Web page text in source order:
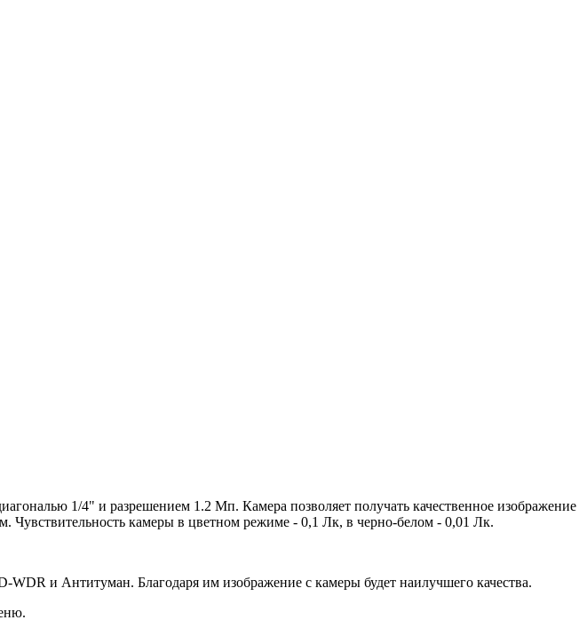
1/4" и разрешением 1.2 Мп. Камера позволяет получать качественное изображение
Чувствительность камеры в цветном режиме - 0,1 Лк, в черно-белом - 0,01 Лк.
и Антитуман. Благодаря им изображение с камеры будет наилучшего качества.